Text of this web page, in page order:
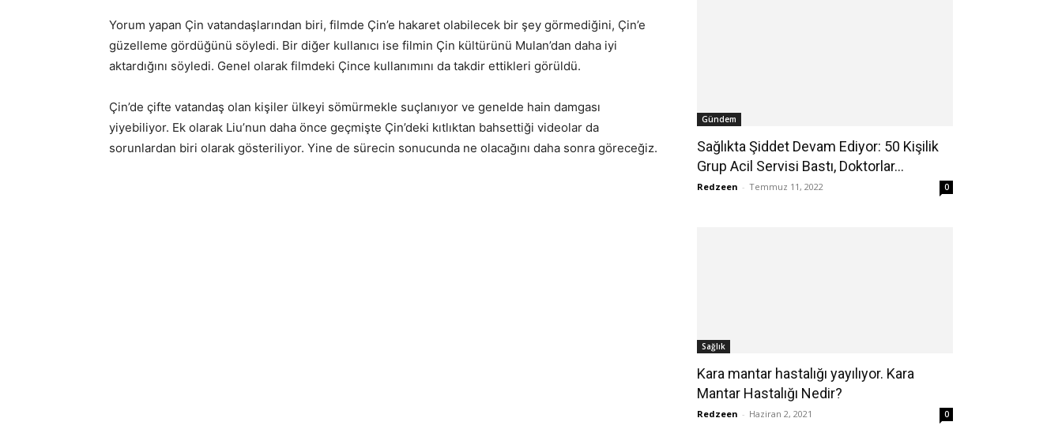
Yorum yapan Çin vatandaşlarından biri, filmde Çin’e hakaret olabilecek bir şey görmediğini, Çin’e
güzelleme gördüğünü söyledi. Bir diğer kullanıcı ise filmin Çin kültürünü Mulan’dan daha iyi
aktardığını söyledi. Genel olarak filmdeki Çince kullanımını da takdir ettikleri görüldü.
Çin’de çifte vatandaş olan kişiler ülkeyi sömürmekle suçlanıyor ve genelde hain damgası
yiyebiliyor. Ek olarak Liu’nun daha önce geçmişte Çin’deki kıtlıktan bahsettiği videolar da
sorunlardan biri olarak gösteriliyor. Yine de sürecin sonucunda ne olacağını daha sonra göreceğiz.
Gündem
Sağlıkta Şiddet Devam Ediyor: 50 Kişilik
Grup Acil Servisi Bastı, Doktorlar...
Redzeen - Temmuz 11, 2022 0
Sağlık
Kara mantar hastalığı yayılıyor. Kara
Mantar Hastalığı Nedir?
Redzeen - Haziran 2, 2021 0